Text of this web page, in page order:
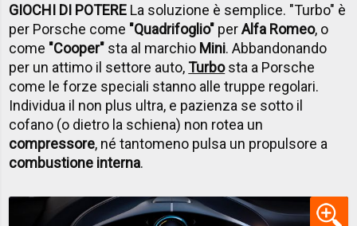
GIOCHI DI POTERE La soluzione è semplice. "Turbo" è
per Porsche come "Quadrifoglio" perAlfa Romeo, o
come "Cooper" sta al marchio Mini. Abbandonando
per un attimo il settore auto,Turbosta a Porsche
come le forze speciali stanno alle truppe regolari.
Individua il non plus ultra, e pazienza se sotto il
cofano (o dietro la schiena) non rotea un
compressore, né tantomeno pulsa un propulsore a
combustione interna.